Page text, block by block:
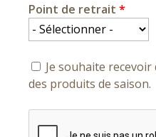
Point de retrait *
Je souhaite recevoir
des produits de saison.